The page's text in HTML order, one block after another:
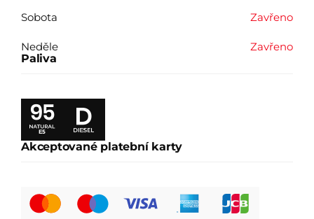
Sobota Zavřeno
Neděle
Zavřeno
Paliva
E5
Akceptované platební karty